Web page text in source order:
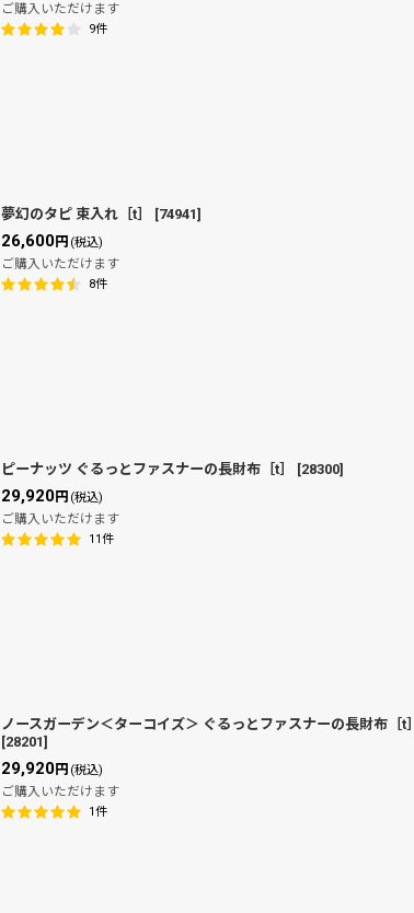
ご購入いただけます
9件
夢幻のタピ 束入れ［t］ [74941]
26,600円 (税込)
ご購入いただけます
8件
ピーナッツ ぐるっとファスナーの長財布［t］ [28300]
29,920円 (税込)
ご購入いただけます
11件
ノースガーデン＜ターコイズ＞ ぐるっとファスナーの長財布［t］
[28201]
29,920円 (税込)
ご購入いただけます
1件